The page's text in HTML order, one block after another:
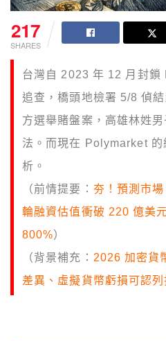
217
SHARES
台灣自 2023 年 12 月封鎖
追查，橋頭地檢署 5/8 偵
方選舉賭盤案，高雄林姓
法。而現在 Polymarket 的
析。
（前情提要： 夯！預測市
輪融資估值衝破 220 億美
800%）
（背景補充： 2026 加密貨
差異、虛擬貨幣虧損可認